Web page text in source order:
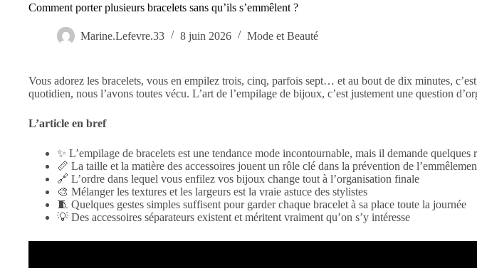
Comment porter plusieurs bracelets sans qu’ils s’emmêlent ?
Marine.Lefevre.33 8 juin 2026 Mode et Beauté
Vous adorez les bracelets, vous en empilez trois, cinq, parfois sept… et au bout de dix minutes,
quotidien, nous l’avons toutes vécu. L’art de l’empilage de bijoux, c’est justement une question
L’article en bref
✨ L’empilage de bracelets est une tendance mode incontournable, mais il demande quelques
📏 La taille et la matière des accessoires jouent un rôle clé dans la prévention de
🔗 L’ordre dans lequel vous enfilez vos bijoux change tout à l’organisation finale
🎨 Mélanger les textures et les largeurs est la vraie astuce des stylistes
🧵 Quelques gestes simples suffisent pour garder chaque bracelet à sa place toute la journée
💡 Des accessoires séparateurs existent et méritent vraiment qu’on s’y intéresse